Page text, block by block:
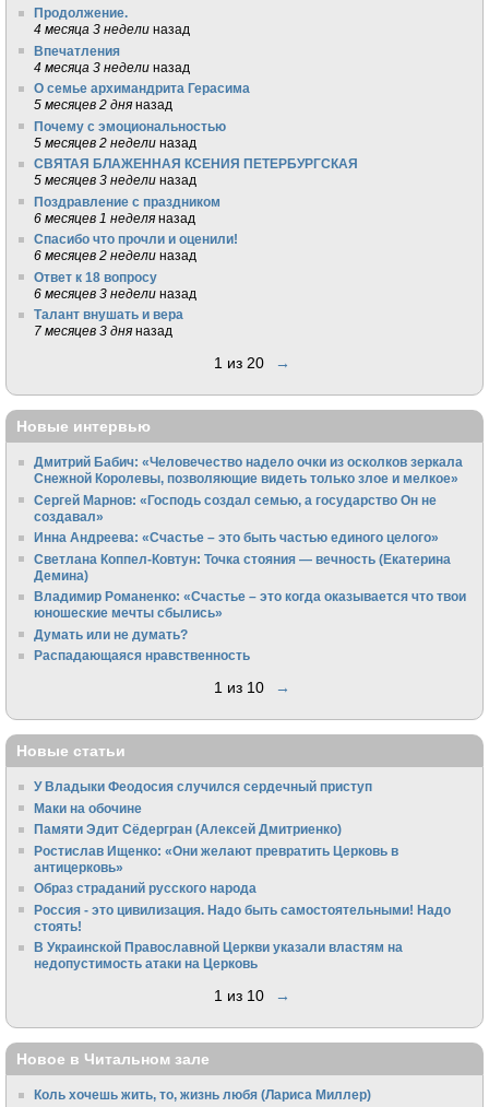
Продолжение.
4 месяца 3 недели назад
Впечатления
4 месяца 3 недели назад
О семье архимандрита Герасима
5 месяцев 2 дня назад
Почему с эмоциональностью
5 месяцев 2 недели назад
СВЯТАЯ БЛАЖЕННАЯ КСЕНИЯ ПЕТЕРБУРГСКАЯ
5 месяцев 3 недели назад
Поздравление с праздником
6 месяцев 1 неделя назад
Спасибо что прочли и оценили!
6 месяцев 2 недели назад
Ответ к 18 вопросу
6 месяцев 3 недели назад
Талант внушать и вера
7 месяцев 3 дня назад
1 из 20 →
Новые интервью
Дмитрий Бабич: «Человечество надело очки из осколков зеркала
Снежной Королевы, позволяющие видеть только злое и мелкое»
Сергей Марнов: «Господь создал семью, а государство Он не
создавал»
Инна Андреева: «Счастье – это быть частью единого целого»
Светлана Коппел-Ковтун: Точка стояния — вечность (Екатерина
Демина)
Владимир Романенко: «Счастье – это когда оказывается что твои
юношеские мечты сбылись»
Думать или не думать?
Распадающаяся нравственность
1 из 10 →
Новые статьи
У Владыки Феодосия случился сердечный приступ
Маки на обочине
Памяти Эдит Сёдергран (Алексей Дмитриенко)
Ростислав Ищенко: «Они желают превратить Церковь в
антицерковь»
Образ страданий русского народа
Россия - это цивилизация. Надо быть самостоятельными! Надо
стоять!
В Украинской Православной Церкви указали властям на
недопустимость атаки на Церковь
1 из 10 →
Новое в Читальном зале
Коль хочешь жить, то, жизнь любя (Лариса Миллер)